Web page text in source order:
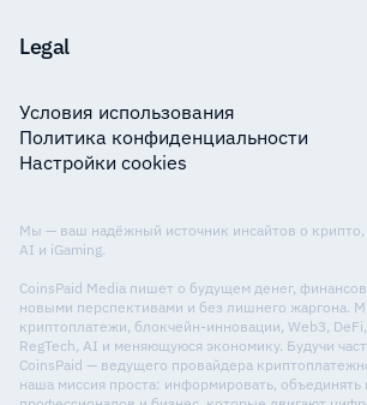
Legal
Условия использования
Политика конфиденциальности
Настройки cookies
Мы — ваш надёжный источник инсайтов о крипто,
AI и iGaming.
CoinsPaid Media пишет о будущем денег,
новыми перспективами и без лишнего жаргона.
криптоплатежи, блокчейн-инновации, Web3,
RegTech, AI и меняющуюся экономику. Будучи
CoinsPaid — ведущего провайдера
наша миссия проста: информировать, объединять